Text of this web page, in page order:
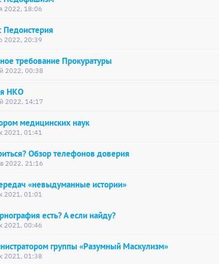
2022, 18:06
Педоистерия
2022, 20:39
требование Прокуратуры
2022, 00:38
НКО
2022, 14:17
медицинских наук
2021, 01:41
Обзор телефонов доверия
2022, 21:16
«невыдуманные истории»
2021, 01:01
есть? А если найду?
2021, 00:46
группы «Разумный Маскулизм»
2021, 01:38